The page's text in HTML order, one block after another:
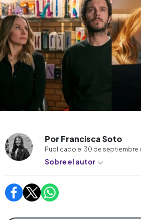
Por Francisca Soto
Publicado el 30 de septiembre
Sobre el autor